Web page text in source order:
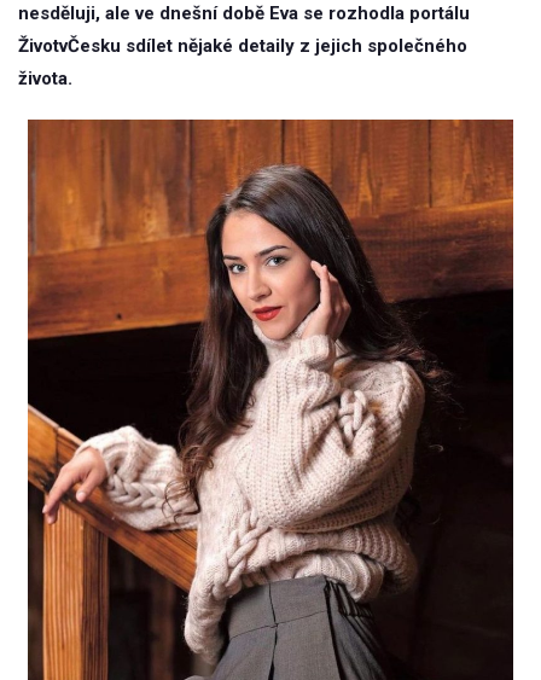
nesděluji, ale ve dnešní době Eva se rozhodla portálu
ŽivotvČesku sdílet nějaké detaily z jejich společného
života.